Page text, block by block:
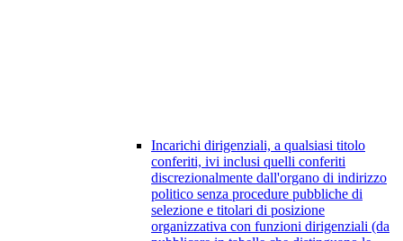
Incarichi dirigenziali, a qualsiasi titolo
conferiti, ivi inclusi quelli conferiti
discrezionalmente dall'organo di indirizzo
politico senza procedure pubbliche di
selezione e titolari di posizione
organizzativa con funzioni dirigenziali (da